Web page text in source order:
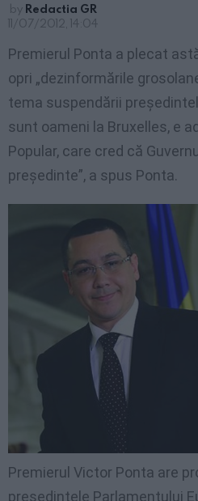
by Redactia GR
11/07/2012, 14:04
Premierul Ponta a plecat
opri „dezinformările
tema suspendării
sunt oameni la Bruxelles, e
Popular, care cred că
preşedinte”, a spus Ponta.
Premierul Victor Ponta are
preşedintele Parlamentului